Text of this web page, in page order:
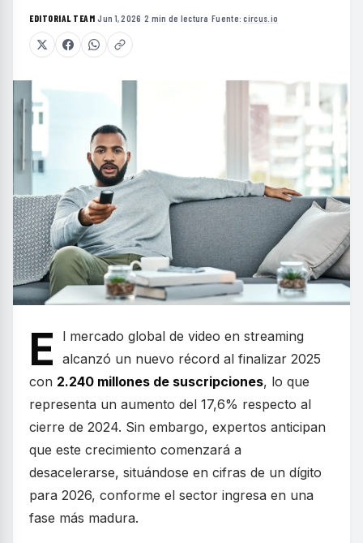
EDITORIAL TEAM·Jun 1, 2026 ·2 min de lectura ·Fuente:circus.io
E
l mercado global de video en streaming
alcanzó un nuevo récord al finalizar 2025
con 2.240 millones de suscripciones, lo que
representa un aumento del 17,6% respecto al
cierre de 2024. Sin embargo, expertos anticipan
que este crecimiento comenzará a
desacelerarse, situándose en cifras de un dígito
para 2026, conforme el sector ingresa en una
fase más madura.